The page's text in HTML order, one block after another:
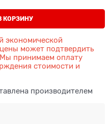
КОРЗИНУ
экономической
может подтвердить
принимаем оплату
стоимости и
производителем